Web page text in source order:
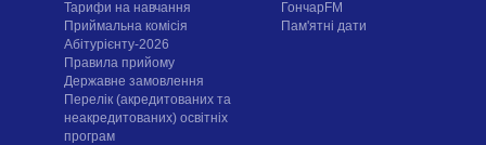
Тарифи на навчання
Приймальна комісія
Абітурієнту-2026
Правила прийому
Державне замовлення
Перелік (акредитованих та
неакредитованих) освітніх
програм
ГончарFM
Пам'ятні дати